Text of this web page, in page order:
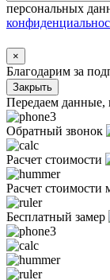
персональных
×
Благодарим за
Закрыть
Передаем данные,
Обратный звонок
Расчет стоимости
Расчет стоимости
Бесплатный замер